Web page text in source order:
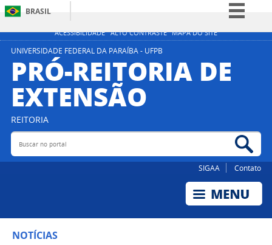
ACESSIBILIDADE ALTO CONTRASTE MAPA DO SITE
BRASIL
Simplifique!
Participe
UNIVERSIDADE FEDERAL DA PARAÍBA - UFPB
PRÓ-REITORIA DE
EXTENSÃO
REITORIA
Buscar no portal
SIGAA Contato
NOTÍCIAS